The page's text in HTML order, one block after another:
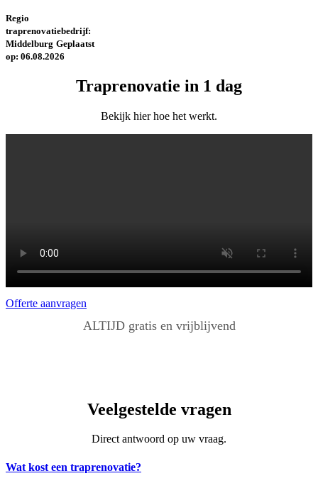
Regio
traprenovatiebedrijf:
Middelburg Geplaatst
op: 06.08.2026
Traprenovatie in 1 dag
Bekijk hier hoe het werkt.
Offerte aanvragen
ALTIJD gratis en vrijblijvend
Veelgestelde vragen
Direct antwoord op uw vraag.
Wat kost een traprenovatie?